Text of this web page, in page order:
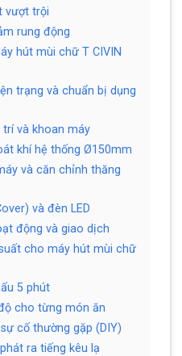
vượt trội
rung động
hút mùi chữ T CIVIN
trạng và chuẩn bị dụng
và khoan máy
khí hệ thống Ø150mm
và căn chỉnh thăng
và đèn LED
động và giao dịch
cho máy hút mùi chữ
5 phút
cho từng món ăn
cố thường gặp (DIY)
ra tiếng kêu lạ